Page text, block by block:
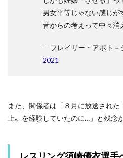
男女平等じゃない感じが
昔からの考えって中々消
— フレイリー・アポト－
2021
また、関係者は「８月に放送され
上〟を経験していたのに…」と残念